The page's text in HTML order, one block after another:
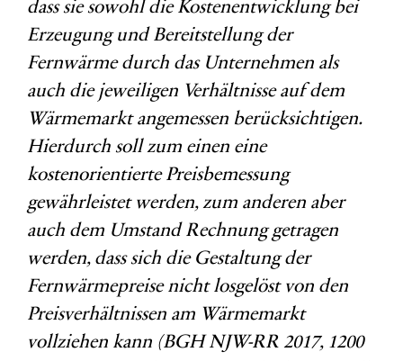
dass sie sowohl die Kostenentwicklung bei
Erzeugung und Bereitstellung der
Fernwärme durch das Unternehmen als
auch die jeweiligen Verhältnisse auf dem
Wärmemarkt angemessen berücksichtigen.
Hierdurch soll zum einen eine
kostenorientierte Preisbemessung
gewährleistet werden, zum anderen aber
auch dem Umstand Rechnung getragen
werden, dass sich die Gestaltung der
Fernwärmepreise nicht losgelöst von den
Preisverhältnissen am Wärmemarkt
vollziehen kann (BGH NJW-RR 2017, 1200